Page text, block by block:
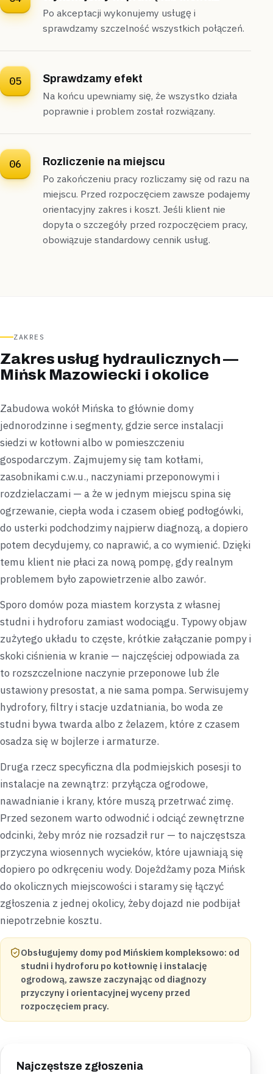
Po akceptacji wykonujemy usługę i
sprawdzamy szczelność wszystkich połączeń.
05
Sprawdzamy efekt
Na końcu upewniamy się, że wszystko działa
poprawnie i problem został rozwiązany.
06
Rozliczenie na miejscu
Po zakończeniu pracy rozliczamy się od razu na
miejscu. Przed rozpoczęciem zawsze podajemy
orientacyjny zakres i koszt. Jeśli klient nie
dopyta o szczegóły przed rozpoczęciem pracy,
obowiązuje standardowy cennik usług.
ZAKRES
Zakres usług hydraulicznych —
Mińsk Mazowiecki i okolice
Zabudowa wokół Mińska to głównie domy
jednorodzinne i segmenty, gdzie serce instalacji
siedzi w kotłowni albo w pomieszczeniu
gospodarczym. Zajmujemy się tam kotłami,
zasobnikami c.w.u., naczyniami przeponowymi i
rozdzielaczami — a że w jednym miejscu spina się
ogrzewanie, ciepła woda i czasem obieg podłogówki,
do usterki podchodzimy najpierw diagnozą, a dopiero
potem decydujemy, co naprawić, a co wymienić. Dzięki
temu klient nie płaci za nową pompę, gdy realnym
problemem było zapowietrzenie albo zawór.
Sporo domów poza miastem korzysta z własnej
studni i hydroforu zamiast wodociągu. Typowy objaw
zużytego układu to częste, krótkie załączanie pompy i
skoki ciśnienia w kranie — najczęściej odpowiada za
to rozszczelnione naczynie przeponowe lub źle
ustawiony presostat, a nie sama pompa. Serwisujemy
hydrofory, filtry i stacje uzdatniania, bo woda ze
studni bywa twarda albo z żelazem, które z czasem
osadza się w bojlerze i armaturze.
Druga rzecz specyficzna dla podmiejskich posesji to
instalacje na zewnątrz: przyłącza ogrodowe,
nawadnianie i krany, które muszą przetrwać zimę.
Przed sezonem warto odwodnić i odciąć zewnętrzne
odcinki, żeby mróz nie rozsadził rur — to najczęstsza
przyczyna wiosennych wycieków, które ujawniają się
dopiero po odkręceniu wody. Dojeżdżamy poza Mińsk
do okolicznych miejscowości i staramy się łączyć
zgłoszenia z jednej okolicy, żeby dojazd nie podbijał
niepotrzebnie kosztu.
Obsługujemy domy pod Mińskiem kompleksowo: od
studni i hydroforu po kotłownię i instalację
ogrodową, zawsze zaczynając od diagnozy
przyczyny i orientacyjnej wyceny przed
rozpoczęciem pracy.
Najczęstsze zgłoszenia